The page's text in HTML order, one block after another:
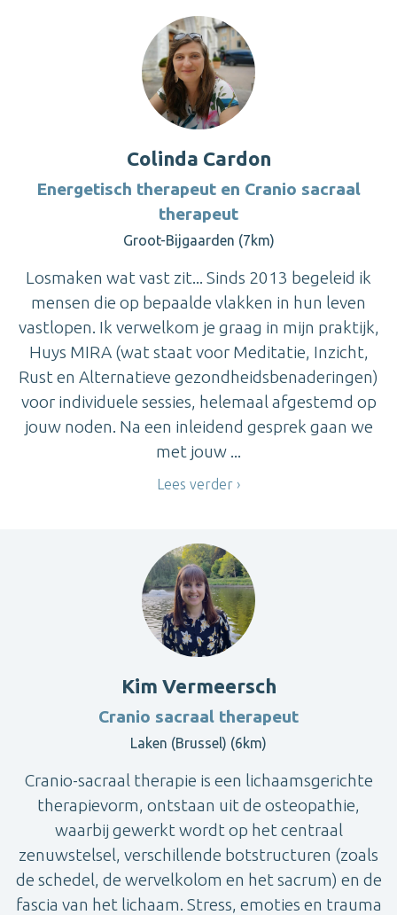
Colinda Cardon
Energetisch therapeut en Cranio sacraal
therapeut
Groot-Bijgaarden (7km)
Losmaken wat vast zit... Sinds 2013 begeleid ik
mensen die op bepaalde vlakken in hun leven
vastlopen. Ik verwelkom je graag in mijn praktijk,
Huys MIRA (wat staat voor Meditatie, Inzicht,
Rust en Alternatieve gezondheidsbenaderingen)
voor individuele sessies, helemaal afgestemd op
jouw noden. Na een inleidend gesprek gaan we
met jouw ...
Lees verder
Kim Vermeersch
Cranio sacraal therapeut
Laken (Brussel) (6km)
Cranio-sacraal therapie is een lichaamsgerichte
therapievorm, ontstaan uit de osteopathie,
waarbij gewerkt wordt op het centraal
zenuwstelsel, verschillende botstructuren (zoals
de schedel, de wervelkolom en het sacrum) en de
fascia van het lichaam. Stress, emoties en trauma